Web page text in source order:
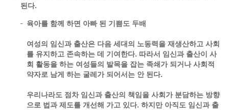
된다.
육아를 함께 하면 아빠 된 기쁨도 두배
여성의 임신과 출산은 다음 세대의 노동력을 재생산하고 사회
를 유지하고 존속하는 데 기여한다. 따라서 임신과 출산이 사
회 활동을 하는 여성들의 발목을 잡는 족쇄가 되거나 사회적
약자로 남게 하는 굴레가 되어서는 안 된다.
우리나라도 점차 임신과 출산의 책임을 사회가 분담하는 방향
으로 법과 제도를 개선해 가고 있다. 하지만 아직도 임신과 출